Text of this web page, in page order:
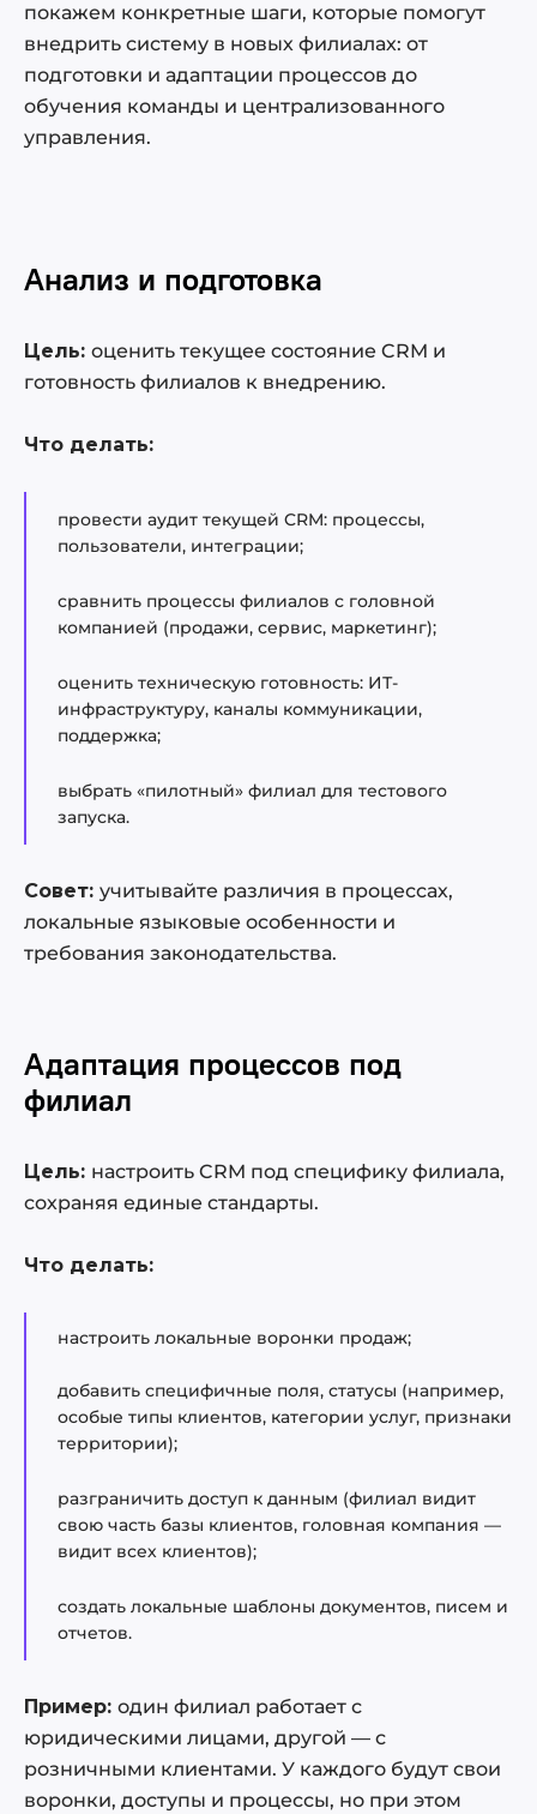
Мониторинг и анализ эффективности
Стандартизация процесса
масштабирования
Централизованное управление и развитие
покажем конкретные шаги, которые помогут
внедрить систему в новых филиалах: от
подготовки и адаптации процессов до
обучения команды и централизованного
управления.
Анализ и подготовка
Цель: оценить текущее состояние CRM и
готовность филиалов к внедрению.
Что делать:
провести аудит текущей CRM: процессы,
пользователи, интеграции;
сравнить процессы филиалов с головной
компанией (продажи, сервис, маркетинг);
оценить техническую готовность: ИТ-
инфраструктуру, каналы коммуникации,
поддержка;
выбрать «пилотный» филиал для тестового
запуска.
Совет: учитывайте различия в процессах,
локальные языковые особенности и
требования законодательства.
Адаптация процессов под
филиал
Цель: настроить CRM под специфику филиала,
сохраняя единые стандарты.
Что делать:
настроить локальные воронки продаж;
добавить специфичные поля, статусы (например,
особые типы клиентов, категории услуг, признаки
территории);
разграничить доступ к данным (филиал видит
свою часть базы клиентов, головная компания —
видит всех клиентов);
создать локальные шаблоны документов, писем и
отчетов.
Пример: один филиал работает с
юридическими лицами, другой — с
розничными клиентами. У каждого будут свои
воронки, доступы и процессы, но при этом